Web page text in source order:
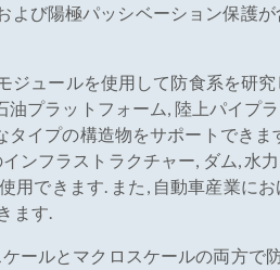
よび陽極パッシベーション保護が
ジュールを使用して防食系を研究
油プラットフォーム, 陸上パイプ
タイプの構造物をサポートできま
ンフラストラクチャー, ダム, 水
用できます. また, 自動車産業にお
ます.
ールとマクロスケールの両方で